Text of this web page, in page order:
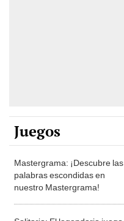
Juegos
Mastergrama: ¡Descubre las
palabras escondidas en
nuestro Mastergrama!